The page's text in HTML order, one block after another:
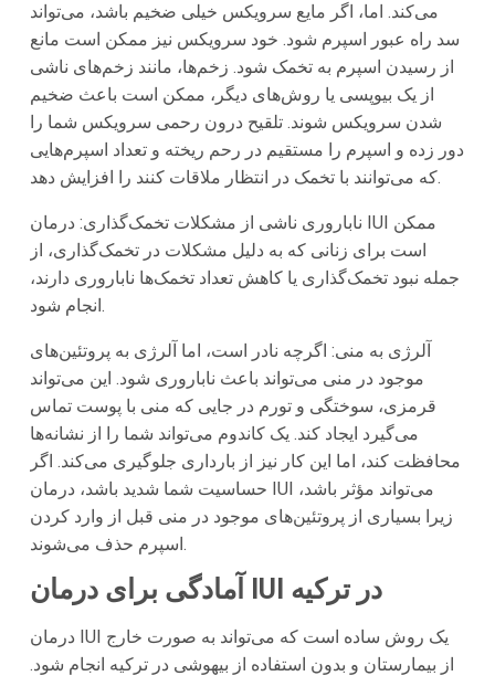
می‌کند. اما، اگر مایع سرویکس خیلی ضخیم باشد، می‌تواند
سد راه عبور اسپرم شود. خود سرویکس نیز ممکن است مانع
از رسیدن اسپرم به تخمک شود. زخم‌ها، مانند زخم‌های ناشی
از یک بیوپسی یا روش‌های دیگر، ممکن است باعث ضخیم
شدن سرویکس شوند. تلقیح درون رحمی سرویکس شما را
دور زده و اسپرم را مستقیم در رحم ریخته و تعداد اسپرم‌هایی
که می‌توانند با تخمک در انتظار ملاقات کنند را افزایش دهد.
ناباروری ناشی از مشکلات تخمک‌گذاری: درمان IUI ممکن
است برای زنانی که به دلیل مشکلات در تخمک‌گذاری، از
جمله نبود تخمک‌گذاری یا کاهش تعداد تخمک‌ها ناباروری دارند،
انجام شود.
آلرژی به منی: اگرچه نادر است، اما آلرژی به پروتئین‌های
موجود در منی می‌تواند باعث ناباروری شود. این می‌تواند
قرمزی، سوختگی و تورم در جایی که منی با پوست تماس
می‌گیرد ایجاد کند. یک کاندوم می‌تواند شما را از نشانه‌ها
محافظت کند، اما این کار نیز از بارداری جلوگیری می‌کند. اگر
حساسیت شما شدید باشد، درمان IUI می‌تواند مؤثر باشد،
زیرا بسیاری از پروتئین‌های موجود در منی قبل از وارد کردن
اسپرم حذف می‌شوند.
آمادگی برای درمان IUI در ترکیه
درمان IUI یک روش ساده است که می‌تواند به صورت خارج
از بیمارستان و بدون استفاده از بیهوشی در ترکیه انجام شود.